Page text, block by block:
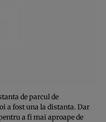
de parcul de
a fost una la distanta. Dar
a fi mai aproape de